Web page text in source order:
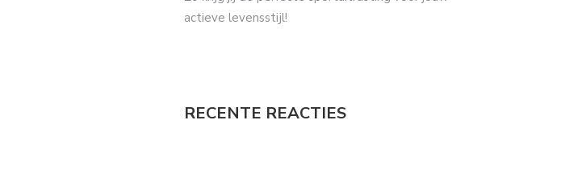
actieve levensstijl!
RECENTE REACTIES